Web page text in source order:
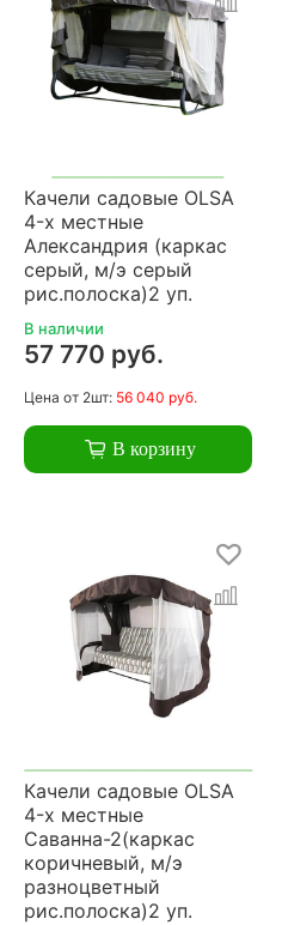
Качели садовые OLSA
4-х местные
Александрия (каркас
серый, м/э серый
рис.полоска)2 уп.
В наличии
57 770 руб.
Цена от 2шт: 56 040 руб.
В корзину
Качели садовые OLSA
4-х местные
Саванна-2(каркас
коричневый, м/э
разноцветный
рис.полоска)2 уп.